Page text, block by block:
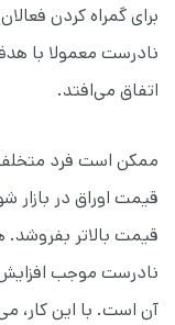
برای گمراه کردن
نادرست معمولا با
اتفاق می‌افتد.
ممکن است فرد
قیمت اوراق در بازار
قیمت بالاتر
نادرست موجب
آن است. با این کار،